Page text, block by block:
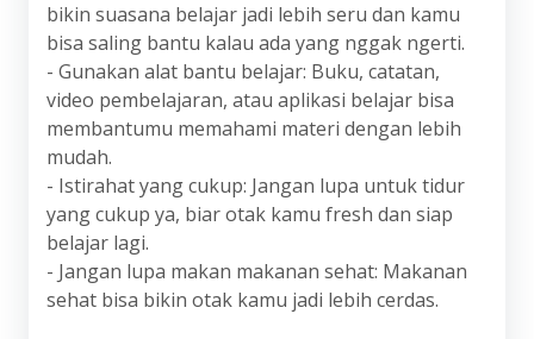
bikin suasana belajar jadi lebih seru dan kamu
bisa saling bantu kalau ada yang nggak ngerti.
- Gunakan alat bantu belajar: Buku, catatan,
video pembelajaran, atau aplikasi belajar bisa
membantumu memahami materi dengan lebih
mudah.
- Istirahat yang cukup: Jangan lupa untuk tidur
yang cukup ya, biar otak kamu fresh dan siap
belajar lagi.
- Jangan lupa makan makanan sehat: Makanan
sehat bisa bikin otak kamu jadi lebih cerdas.